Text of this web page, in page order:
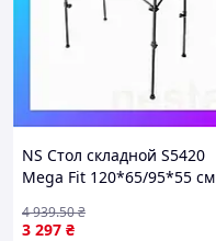
NS Стол складной S5420
Mega Fit 120*65/95*55 см
3 297 ₴
4 939.50₴